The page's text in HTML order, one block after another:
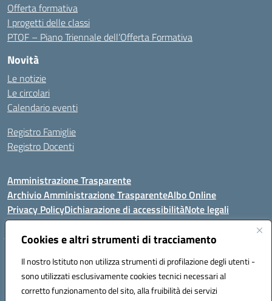
Cookies e altri strumenti di tracciamento
Il nostro Istituto non utilizza strumenti di profilazione degli utenti -
sono utilizzati esclusivamente cookies tecnici necessari al
corretto funzionamento del sito, alla fruibilità dei servizi
Offerta formativa
I progetti delle classi
PTOF – Piano Triennale dell’Offerta Formativa
Novità
Le notizie
Le circolari
Calendario eventi
Registro Famiglie
Registro Docenti
Amministrazione Trasparente
Archivio Amministrazione TrasparenteAlbo Online
Privacy PolicyDichiarazione di accessibilitàNote legali
Istituto Comprensivo Statale
Via Cupa Campanariello, 5 - 80059, Torre del Greco (NA)
Tel. +39 0818834377 - Fax +39 0818834377 - Cod.Fisc. 95170530638